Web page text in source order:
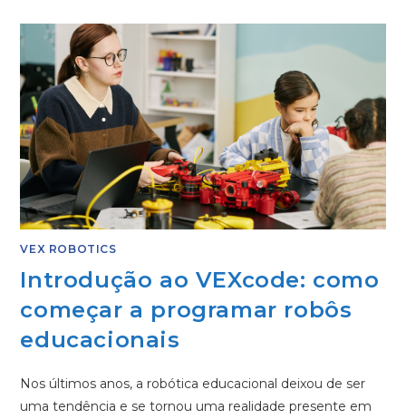
VEX ROBOTICS
Introdução ao VEXcode: como
começar a programar robôs
educacionais
Nos últimos anos, a robótica educacional deixou de ser
uma tendência e se tornou uma realidade presente em